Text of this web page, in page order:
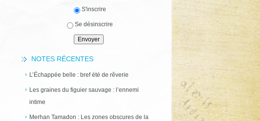
S'inscrire
Se désinscrire
NOTES RÉCENTES
L’Échappée belle : bref été de rêverie
Les graines du figuier sauvage : l’ennemi
intime
Merhan Tamadon : Les zones obscures de la